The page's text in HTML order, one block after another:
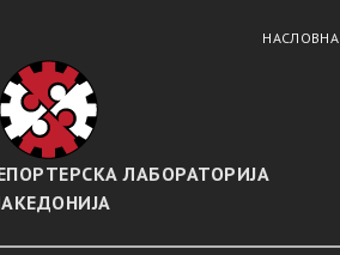
НАСЛОВНА
ЛАБОРАТОРИЈА